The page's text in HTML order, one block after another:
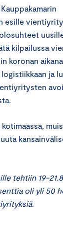
esille
kilpailussa
koronan
ja
tehtiin 19-
oli yli 50